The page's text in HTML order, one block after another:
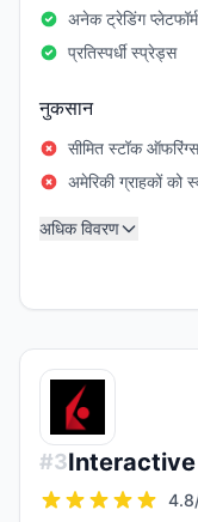
अनेक ट्रेडिंग प्लेटफॉर्म
प्रतिस्पर्धी स्प्रेड्स
नुकसान
सीमित स्टॉक ऑफरिंग्स
अमेरिकी ग्राहकों को
अधिक विवरण
#3
4.8